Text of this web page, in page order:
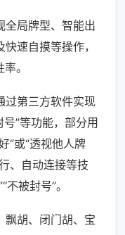
全局牌型、智能出
速自摸等操作，
。
过第三方软件实现
号”等功能，部分用
”或“透视他人牌
、自动连接等技
被封号”。
飘胡、闭门胡、宝